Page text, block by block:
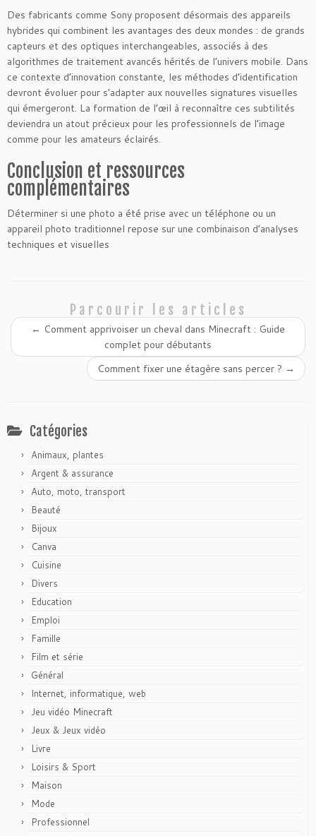
Des fabricants comme Sony proposent désormais des appareils
hybrides qui combinent les avantages des deux mondes : de grands
capteurs et des optiques interchangeables, associés à des
algorithmes de traitement avancés hérités de l’univers mobile. Dans
ce contexte d’innovation constante, les méthodes d’identification
devront évoluer pour s’adapter aux nouvelles signatures visuelles
qui émergeront. La formation de l’œil à reconnaître ces subtilités
deviendra un atout précieux pour les professionnels de l’image
comme pour les amateurs éclairés.
Conclusion et ressources
complémentaires
Déterminer si une photo a été prise avec un téléphone ou un
appareil photo traditionnel repose sur une combinaison d’analyses
techniques et visuelles
Parcourir les articles
← Comment apprivoiser un cheval dans Minecraft : Guide
complet pour débutants
Comment fixer une étagère sans percer ? →
Catégories
Animaux, plantes
Argent & assurance
Auto, moto, transport
Beauté
Bijoux
Canva
Cuisine
Divers
Education
Emploi
Famille
Film et série
Général
Internet, informatique, web
Jeu vidéo Minecraft
Jeux & Jeux vidéo
Livre
Loisirs & Sport
Maison
Mode
Professionnel